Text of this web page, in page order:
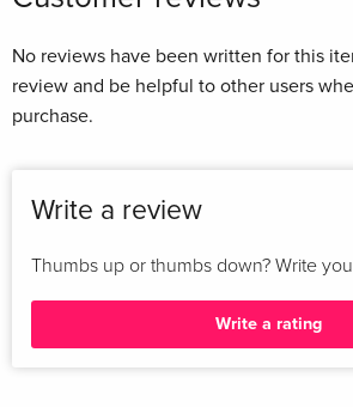
No reviews have been written for this
review and be helpful to other users
purchase.
Write a review
Thumbs up or thumbs down? Write
Write a rating